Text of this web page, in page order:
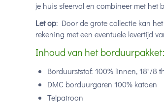
je huis sfeervol en combineer met het
Let op: Door de grote collectie kan
rekening met een eventuele levertijd
Inhoud van het borduurpakket:
Borduurststof: 100% linnen, 18"/8
DMC borduurgaren 100% katoen
Telpatroon